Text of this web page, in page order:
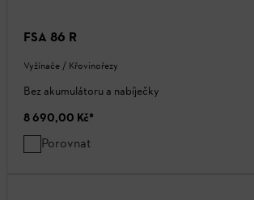
FSA 86 R
Vyžínače / Křovinořezy
Bez akumulátoru a nabíječky
8 690,00 Kč*
Porovnat